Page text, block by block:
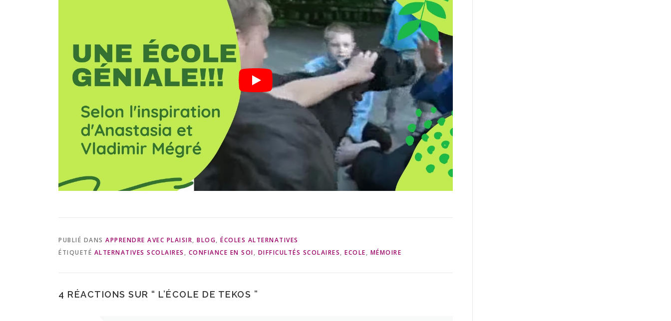
PUBLIÉ DANS APPRENDRE AVEC PLAISIR, BLOG, ÉCOLES ALTERNATIVES
ÉTIQUETÉ ALTERNATIVES SCOLAIRES , CONFIANCE EN SOI, DIFFICULTÉS SCOLAIRES, ECOLE, MÉMOIRE
4 RÉACTIONS SUR “ L’ÉCOLE DE TEKOS ”